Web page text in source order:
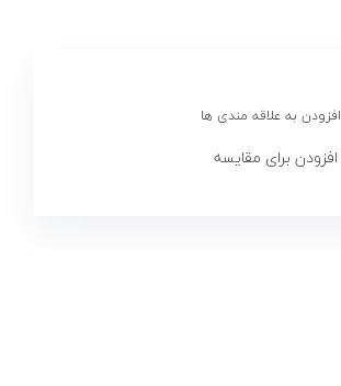
افزودن به علاقه مندی ها
افزودن برای مقایسه